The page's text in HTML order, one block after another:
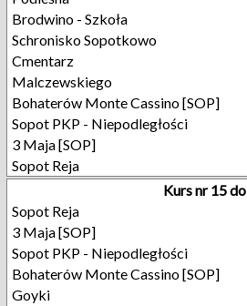
Brodwino - Szkoła
Schronisko Sopotkowo
Cmentarz
Malczewskiego
Bohaterów Monte Cassino [SOP]
Sopot PKP - Niepodległości
3 Maja [SOP]
Sopot Reja
Kurs nr 15 do
Sopot Reja
3 Maja [SOP]
Sopot PKP - Niepodległości
Bohaterów Monte Cassino [SOP]
Goyki